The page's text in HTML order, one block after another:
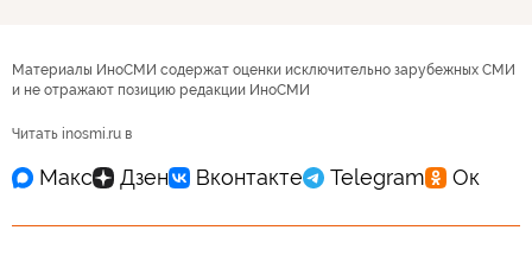
Материалы ИноСМИ содержат оценки исключительно зарубежных СМИ
и не отражают позицию редакции ИноСМИ
Читать inosmi.ru в